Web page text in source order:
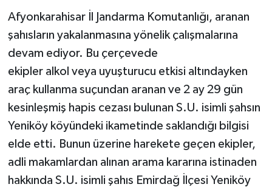
Afyonkarahisar İl Jandarma Komutanlığı, aranan
şahısların yakalanmasına yönelik çalışmalarına
devam ediyor. Bu çerçevede
ekipler alkol veya uyuşturucu etkisi altındayken
araç kullanma suçundan aranan ve 2 ay 29 gün
kesinleşmiş hapis cezası bulunan S.U. isimli şahsın
Yeniköy köyündeki ikametinde saklandığı bilgisi
elde etti. Bunun üzerine harekete geçen ekipler,
adli makamlardan alınan arama kararına istinaden
hakkında S.U. isimli şahıs Emirdağ İlçesi Yeniköy